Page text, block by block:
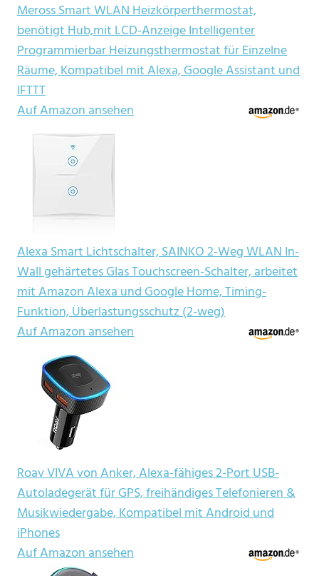
Meross Smart WLAN Heizkörperthermostat,
benötigt Hub,mit LCD-Anzeige Intelligenter
Programmierbar Heizungsthermostat für Einzelne
Räume, Kompatibel mit Alexa, Google Assistant und
IFTTT
Auf Amazon ansehen
Alexa Smart Lichtschalter, SAINKO 2-Weg WLAN In-
Wall gehärtetes Glas Touchscreen-Schalter, arbeitet
mit Amazon Alexa und Google Home, Timing-
Funktion, Überlastungsschutz (2-weg)
Auf Amazon ansehen
Roav VIVA von Anker, Alexa-fähiges 2-Port USB-
Autoladegerät für GPS, freihändiges Telefonieren &
Musikwiedergabe, Kompatibel mit Android und
iPhones
Auf Amazon ansehen